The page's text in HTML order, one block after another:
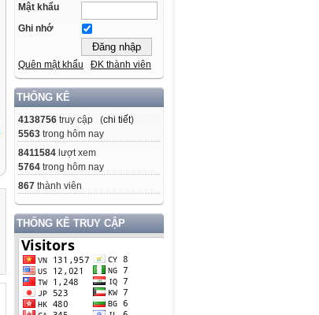
Mật khẩu
Ghi nhớ
Quên mật khẩu ĐK thành viên
THỐNG KÊ
4138756 truy cập (chi tiết)
5563 trong hôm nay
8411584 lượt xem
5764 trong hôm nay
867 thành viên
THỐNG KÊ TRUY CẬP